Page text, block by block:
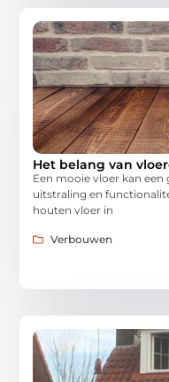
Het belang van
Een mooie vloer kan
uitstraling en
houten vloer in
Verbouwen